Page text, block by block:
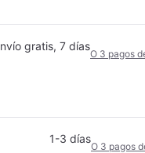
gratis, 7 días
O 3 pagos
1-3 días
O 3 pagos